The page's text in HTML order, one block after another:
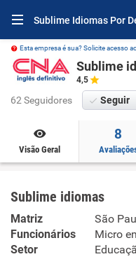
Sublime Idiomas Por
Esta empresa é sua? Solicite acesso
Sublime
4,5
62 Seguidores Seguir
Visão Geral
8
Sublime idiomas
Matriz
São
Funcionários
Micro
Setor